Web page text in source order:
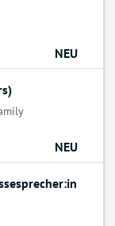
NEU
NEU